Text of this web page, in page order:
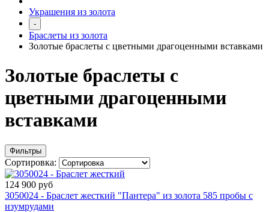
Украшения из золота
-
Браслеты из золота
Золотые браслеты с цветными драгоценными вставками
Золотые браслеты с
цветными драгоценными
вставками
Фильтры
Сортировка:
124 900 руб
3050024 - Браслет жесткий "Пантера" из золота 585 пробы с
изумрудами